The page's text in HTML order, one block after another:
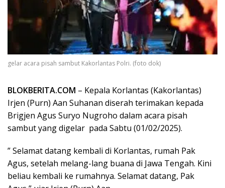
gelar acara pisah sambut Kakorlantas Polri. (foto dok)
BLOKBERITA.COM – Kepala Korlantas (Kakorlantas)
Irjen (Purn) Aan Suhanan diserah terimakan kepada
Brigjen Agus Suryo Nugroho dalam acara pisah
sambut yang digelar pada Sabtu (01/02/2025).
” Selamat datang kembali di Korlantas, rumah Pak
Agus, setelah melang-lang buana di Jawa Tengah. Kini
beliau kembali ke rumahnya. Selamat datang, Pak